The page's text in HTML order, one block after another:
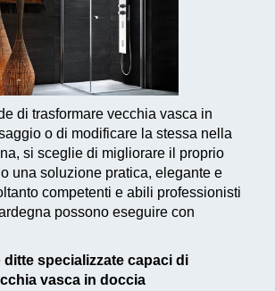
di trasformare vecchia vasca in
o di modificare la stessa nella
si sceglie di migliorare il proprio
una soluzione pratica, elegante e
competenti e abili professionisti
possono eseguire con
ditte specializzate capaci di
vasca in doccia